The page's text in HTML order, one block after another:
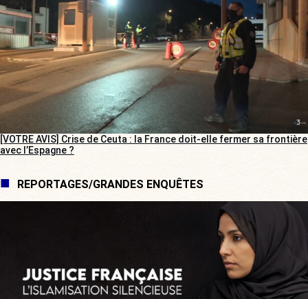
[VOTRE AVIS] Crise de Ceuta : la France doit-elle fermer sa frontière
avec l’Espagne ?
REPORTAGES/GRANDES ENQUÊTES